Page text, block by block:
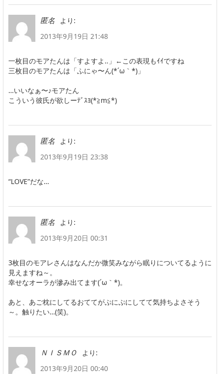
匿名
より:
2013年9月19日 21:48
一枚目のモアたんは「すよすよ‥」←この表現もｲｲですね
三枚目のモアたんは「ふにゃ〜ん(*´ω｀*)」
…いいなぁ〜♪モアたん
こういう彼氏が欲しーﾃﾞｽﾖ(*≧m≦*)
匿名
より:
2013年9月19日 23:38
“LOVE”だな…
匿名
より:
2013年9月20日 00:31
3枚目のモアレさんはなんだか微笑みながら眠りについてるように
見えますね～。
幸せなオーラが滲み出てます(´ω｀*)。
あと、あご枕にしてるおててがぷにぷにしてて気持ちよさそう
～。触りたい…(笑)。
ＮＩＳＭＯ
より:
2013年9月20日 00:40